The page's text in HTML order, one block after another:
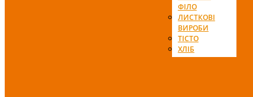
ФІЛО
ЛИСТКОВІ
ВИРОБИ
ТІСТО
ХЛІБ